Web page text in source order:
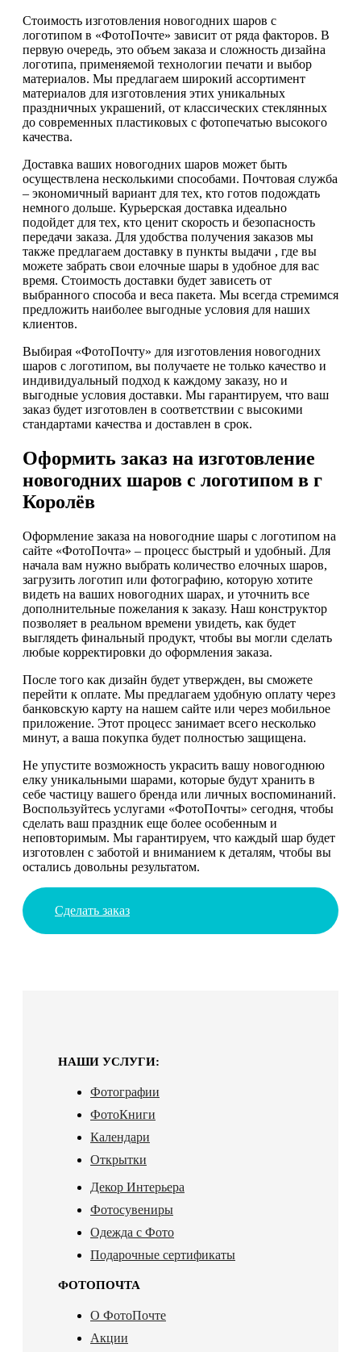
Стоимость изготовления новогодних шаров с
логотипом в «ФотоПочте» зависит от ряда факторов. В
первую очередь, это объем заказа и сложность дизайна
логотипа, применяемой технологии печати и выбор
материалов. Мы предлагаем широкий ассортимент
материалов для изготовления этих уникальных
праздничных украшений, от классических стеклянных
до современных пластиковых с фотопечатью высокого
качества.
Доставка ваших новогодних шаров может быть
осуществлена несколькими способами. Почтовая служба
– экономичный вариант для тех, кто готов подождать
немного дольше. Курьерская доставка идеально
подойдет для тех, кто ценит скорость и безопасность
передачи заказа. Для удобства получения заказов мы
также предлагаем доставку в пункты выдачи , где вы
можете забрать свои елочные шары в удобное для вас
время. Стоимость доставки будет зависеть от
выбранного способа и веса пакета. Мы всегда стремимся
предложить наиболее выгодные условия для наших
клиентов.
Выбирая «ФотоПочту» для изготовления новогодних
шаров с логотипом, вы получаете не только качество и
индивидуальный подход к каждому заказу, но и
выгодные условия доставки. Мы гарантируем, что ваш
заказ будет изготовлен в соответствии с высокими
стандартами качества и доставлен в срок.
Оформить заказ на изготовление
новогодних шаров с логотипом в г
Королёв
Оформление заказа на новогодние шары с логотипом на
сайте «ФотоПочта» – процесс быстрый и удобный. Для
начала вам нужно выбрать количество елочных шаров,
загрузить логотип или фотографию, которую хотите
видеть на ваших новогодних шарах, и уточнить все
дополнительные пожелания к заказу. Наш конструктор
позволяет в реальном времени увидеть, как будет
выглядеть финальный продукт, чтобы вы могли сделать
любые корректировки до оформления заказа.
После того как дизайн будет утвержден, вы сможете
перейти к оплате. Мы предлагаем удобную оплату через
банковскую карту на нашем сайте или через мобильное
приложение. Этот процесс занимает всего несколько
минут, а ваша покупка будет полностью защищена.
Не упустите возможность украсить вашу новогоднюю
елку уникальными шарами, которые будут хранить в
себе частицу вашего бренда или личных воспоминаний.
Воспользуйтесь услугами «ФотоПочты» сегодня, чтобы
сделать ваш праздник еще более особенным и
неповторимым. Мы гарантируем, что каждый шар будет
изготовлен с заботой и вниманием к деталям, чтобы вы
остались довольны результатом.
Сделать заказ
НАШИ УСЛУГИ:
Фотографии
ФотоКниги
Календари
Открытки
Декор Интерьера
Фотосувениры
Одежда с Фото
Подарочные сертификаты
ФОТОПОЧТА
О ФотоПочте
Акции